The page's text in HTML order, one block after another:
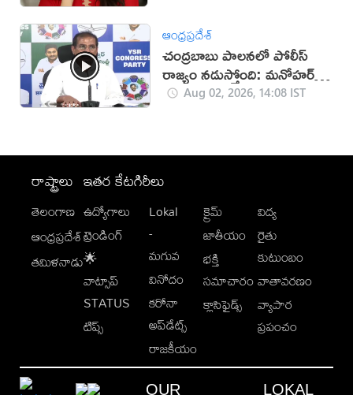
ఆంధ్రప్రదేశ్
చంద్రబాబు పాలనలో పోలీస్
రాజ్యం నడుస్తోంది: మనోహర్
రెడ్డి Aug 02, 2026, 14:08 IST
రాష్ట్రాలు
తెలంగాణ
ఆంధ్రప్రదేశ్
తమిళనాడు
ఇతర కేటగిరీలు
ఉద్యోగాలు
ట్రెండింగ్
🌟
వాట్సాప్
STATUS
టిప్స్
Lokal
-
మగువ
వినోదం
కరోనా
అప్‌డేట్స్
రాజకీయం
క్రైమ్
జాతీయం
భక్తి
సమాచారం
క్లాసిఫైడ్స్
విద్య
రైతు
కుటుంబం
వాతావరణం
వ్యాపార
ప్రపంచం
OUR
LOKAL